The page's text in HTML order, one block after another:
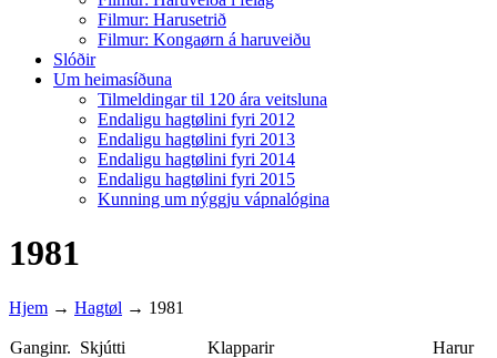
Filmur: Harusetrið
Filmur: Kongaørn á haruveiðu
Slóðir
Um heimasíðuna
Tilmeldingar til 120 ára veitsluna
Endaligu hagtølini fyri 2012
Endaligu hagtølini fyri 2013
Endaligu hagtølini fyri 2014
Endaligu hagtølini fyri 2015
Kunning um nýggju vápnalógina
1981
Hjem → Hagtøl → 1981
Ganginr. Skjútti Klapparir
Harur